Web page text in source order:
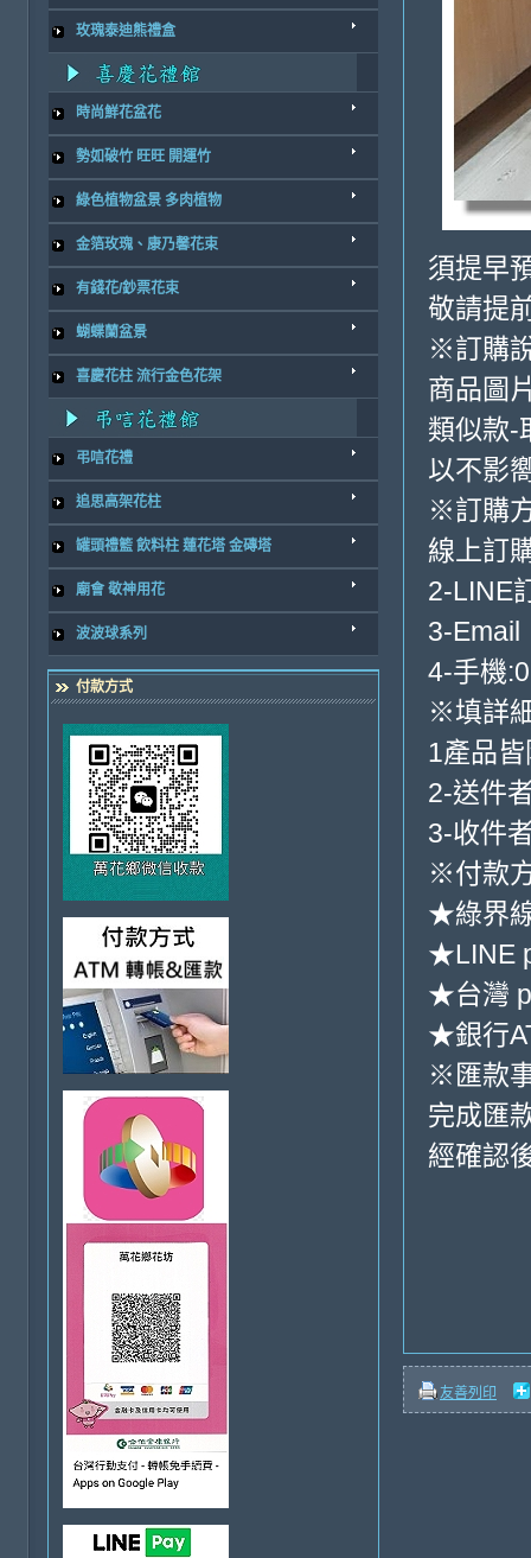
玫瑰泰迪熊禮盒
時尚鮮花盆花
勢如破竹 旺旺 開運竹
綠色植物盆景 多肉植物
金箔玫瑰、康乃馨花束
有錢花/鈔票花束
蝴蝶蘭盆景
喜慶花柱 流行金色花架
弔唁花禮
追思高架花柱
罐頭禮籃 飲料柱 蓮花塔 金磚塔
廟會 敬神用花
波波球系列
付款方式
須提早
敬請提
※訂購
商品圖
類似款-
以不影
※訂購
線上訂
2-LINE
3-Email
4-手機
※填詳
1產品
2-送件
3-收件
※付款
★綠界
★LINE
★台灣
★銀行
※匯款
完成匯
經確認
友善列印